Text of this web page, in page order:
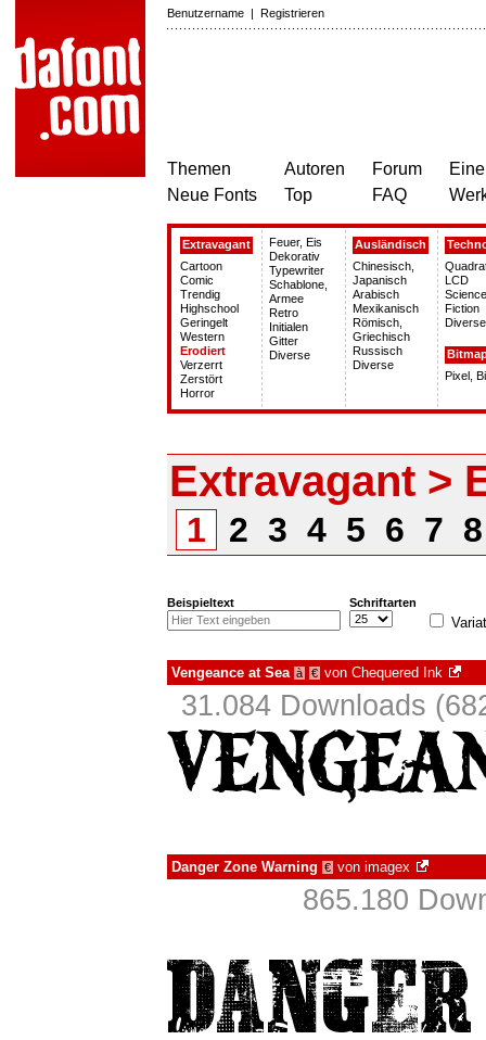
Benutzername | Registrieren
Themen
Neue Fonts
Autoren
Top
Forum
FAQ
Extravagant
Cartoon
Comic
Trendig
Highschool
Geringelt
Western
Erodiert
Verzerrt
Zerstört
Horror
Feuer, Eis
Dekorativ
Typewriter
Schablone,
Armee
Retro
Initialen
Gitter
Diverse
Ausländisch
Chinesisch,
Japanisch
Arabisch
Mexikanisch
Römisch,
Griechisch
Russisch
Diverse
LCD
Fiction
Diverse
Pixel,
Extravagant >
1 2 3 4 5 6 7
Beispieltext Schriftarten
Vengeance at Sea à € von Chequered Ink
31.084 Downloads
Danger Zone Warning € von imagex
865.180